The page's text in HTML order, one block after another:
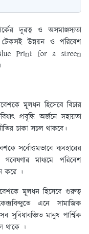
দূরত্ব ও অসমাঞ্জস্যতা
টেকসই উন্নয়ন ও পরিবেশ
Print for a streen
মূলধন হিসেবে বিচার
প্রবৃদ্ধি অর্জনে সহায়তা
চাকা সচল থাকবে।
সর্বোত্তমভাবে ব্যবহারের
গবেষণার মাধ্যমে পরিবেশ
করে ।
মূলধন হিসেবে গুরুত্ব
এনে সামাজিক
মানুষ পার্শ্বিক
থাকে ।